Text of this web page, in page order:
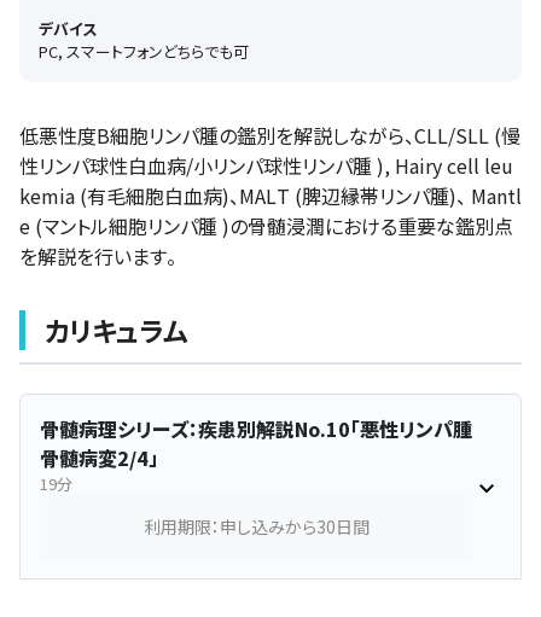
デバイス
PC, スマートフォンどちらでも可
低悪性度B細胞リンパ腫の鑑別を解説しながら、CLL/SLL (慢
性リンパ球性白血病/小リンパ球性リンパ腫 ), Hairy cell leu
kemia (有毛細胞白血病)、MALT (脾辺縁帯リンパ腫)、 Mantl
e (マントル細胞リンパ腫 )の骨髄浸潤における重要な鑑別点
を解説を行います。
カリキュラム
骨髄病理シリーズ：疾患別解説No.10「悪性リンパ腫
骨髄病変2/4」
19分
利用期限：申し込みから30日間